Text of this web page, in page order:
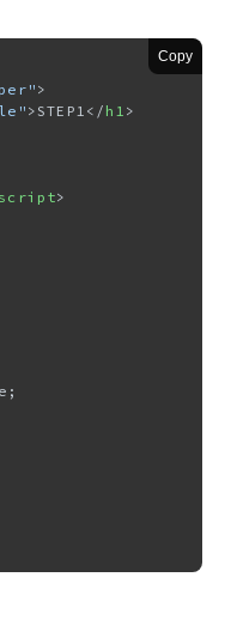
Copy
>
>STEP1 </ h1 >
script>